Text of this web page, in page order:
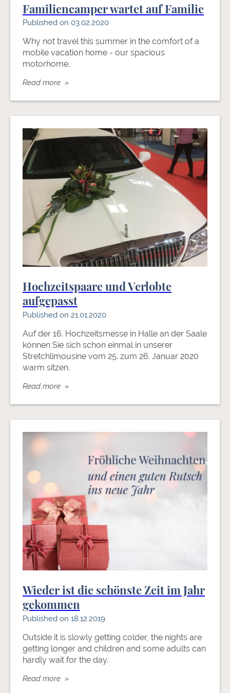
Familiencamper wartet auf Familie
Published on 03.02.2020
Why not travel this summer in the comfort of a
mobile vacation home - our spacious
motorhome.
Read more »
Hochzeitspaare und Verlobte
aufgepasst
Published on 21.01.2020
Auf der 16. Hochzeitsmesse in Halle an der Saale
können Sie sich schon einmal in unserer
Stretchlimousine vom 25. zum 26. Januar 2020
warm sitzen.
Read more »
Wieder ist die schönste Zeit im Jahr
gekommen
Published on 18.12.2019
Outside it is slowly getting colder, the nights are
getting longer and children and some adults can
hardly wait for the day.
Read more »